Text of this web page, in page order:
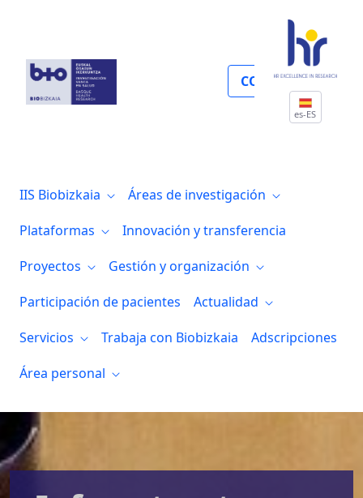
COLABORA
es-ES
IIS Biobizkaia
Áreas de investigación
Plataformas
Innovación y transferencia
Proyectos
Gestión y organización
Participación de pacientes
Actualidad
Servicios
Trabaja con Biobizkaia
Adscripciones
Área personal